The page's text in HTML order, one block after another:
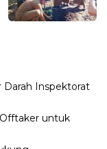
Darah Inspektorat
untuk